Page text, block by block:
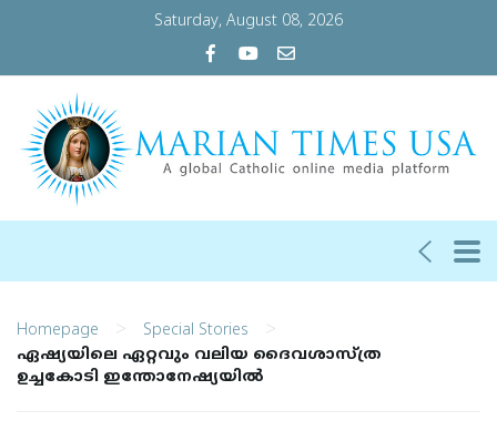
Saturday, August 08, 2026
Homepage > Special Stories >
ഏഷ്യയിലെ ഏറ്റവും വലിയ ദൈവശാസ്ത്ര
ഉച്ചകോടി ഇന്തോനേഷ്യയില്‍